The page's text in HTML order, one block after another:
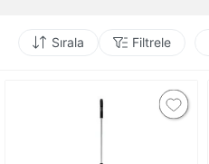
Sırala Filtrele